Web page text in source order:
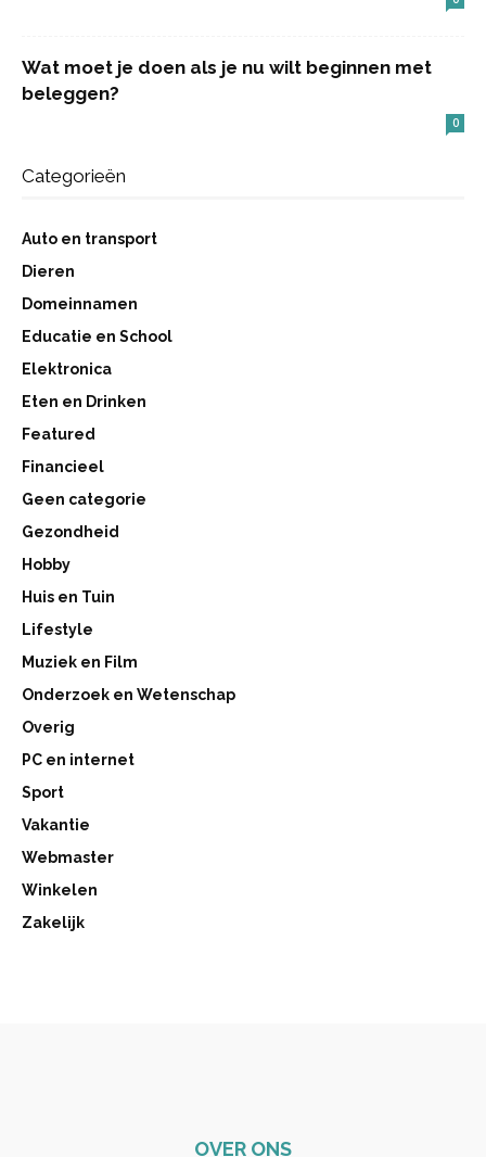
Wat moet je doen als je nu wilt beginnen met
beleggen?
0
Categorieën
Auto en transport
Dieren
Domeinnamen
Educatie en School
Elektronica
Eten en Drinken
Featured
Financieel
Geen categorie
Gezondheid
Hobby
Huis en Tuin
Lifestyle
Muziek en Film
Onderzoek en Wetenschap
Overig
PC en internet
Sport
Vakantie
Webmaster
Winkelen
Zakelijk
OVER ONS